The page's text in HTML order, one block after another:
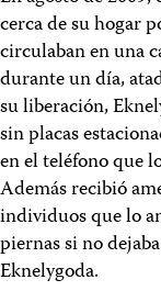
cerca de su hogar
circulaban en una
durante un día,
su liberación,
sin placas
en el teléfono que
Además recibió
individuos que lo
piernas si no
Eknelygoda.